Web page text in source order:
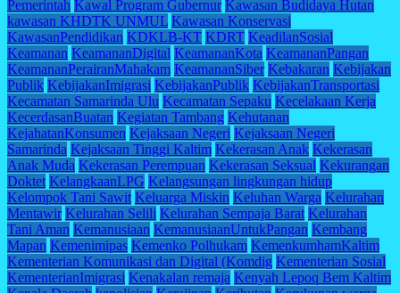
Pemerintah Kawal Program Gubernur Kawasan Budidaya Hutan
kawasan KHDTK UNMUL Kawasan Konservasi
KawasanPendidikan KDKLB-KT KDRT KeadilanSosial
Keamanan KeamananDigital KeamananKota KeamananPangan
KeamananPerairanMahakam KeamananSiber Kebakaran Kebijakan
Publik KebijakanImigrasi KebijakanPublik KebijakanTransportasi
Kecamatan Samarinda Ulu Kecamatan Sepaku Kecelakaan Kerja
KecerdasanBuatan Kegiatan Tambang Kehutanan
KejahatanKonsumen Kejaksaan Negeri Kejaksaan Negeri
Samarinda Kejaksaan Tinggi Kaltim Kekerasan Anak Kekerasan
Anak Muda Kekerasan Perempuan Kekerasan Seksual Kekurangan
Doktet KelangkaanLPG Kelangsungan lingkungan hidup
Kelompok Tani Sawit Keluarga Miskin Keluhan Warga Kelurahan
Mentawir Kelurahan Selili Kelurahan Sempaja Barat Kelurahan
Tani Aman Kemanusiaan KemanusiaanUntukPangan Kembang
Mapan Kemenimipas Kemenko Polhukam KemenkumhamKaltim
Kementerian Komunikasi dan Digital (Komdig Kementerian Sosial
KementerianImigrasi Kenakalan remaja Kenyah Lepoq Bem Kaltim